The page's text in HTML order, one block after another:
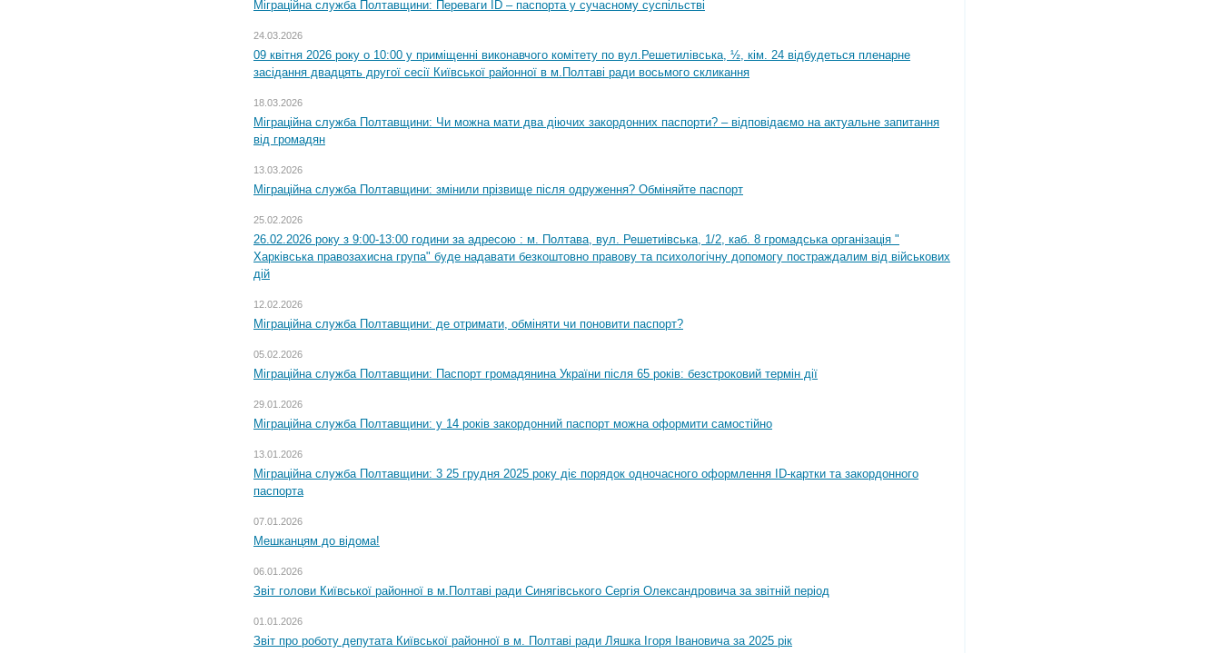
Міграційна служба Полтавщини: Переваги ID – паспорта у сучасному суспільстві
24.03.2026
09 квітня 2026 року о 10:00 у приміщенні виконавчого комітету по вул.Решетилівська, ½, кім. 24 відбудеться пленарне
засідання двадцять другої сесії Київської районної в м.Полтаві ради восьмого скликання
18.03.2026
Міграційна служба Полтавщини: Чи можна мати два діючих закордонних паспорти? – відповідаємо на актуальне запитання
від громадян
13.03.2026
Міграційна служба Полтавщини: змінили прізвище після одруження? Обміняйте паспорт
25.02.2026
26.02.2026 року з 9:00-13:00 години за адресою : м. Полтава, вул. Решетиівська, 1/2, каб. 8 громадська організація "
Харківська правозахисна група" буде надавати безкоштовно правову та психологічну допомогу постраждалим від військових
дій
12.02.2026
Міграційна служба Полтавщини: де отримати, обміняти чи поновити паспорт?
05.02.2026
Міграційна служба Полтавщини: Паспорт громадянина України після 65 років: безстроковий термін дії
29.01.2026
Міграційна служба Полтавщини: у 14 років закордонний паспорт можна оформити самостійно
13.01.2026
Міграційна служба Полтавщини: 3 25 грудня 2025 року діє порядок одночасного оформлення ID-картки та закордонного
паспорта
07.01.2026
Мешканцям до відома!
06.01.2026
Звіт голови Київської районної в м.Полтаві ради Синягівського Сергія Олександровича за звітній період
01.01.2026
Звіт про роботу депутата Київської районної в м. Полтаві ради Ляшка Ігоря Івановича за 2025 рік